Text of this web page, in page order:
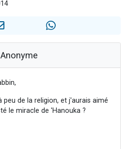
musiques dans Torah-Box Music
4 personnes viennent de nous rejoindre sur WhatsApp
de la religion, et j'aurais aimé
le miracle de 'Hanouka ?